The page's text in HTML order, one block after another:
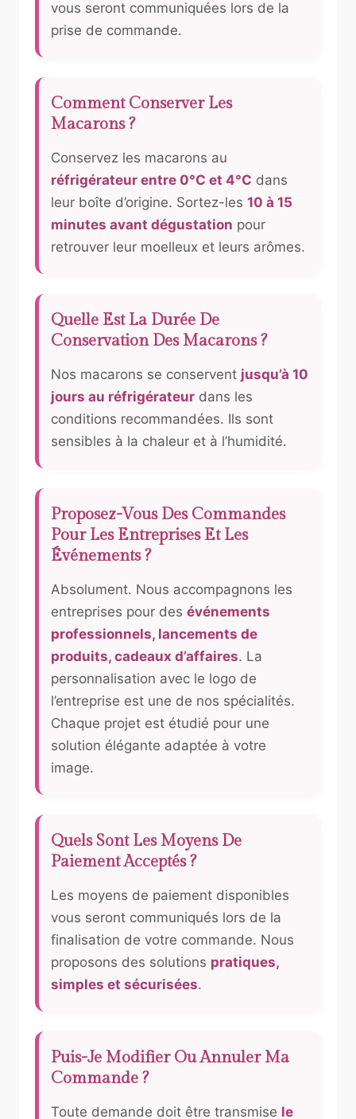
vous seront communiquées lors de la
prise de commande.
Comment Conserver Les
Macarons ?
Conservez les macarons au
réfrigérateur entre 0°C et 4°C dans
leur boîte d’origine. Sortez-les 10 à 15
minutes avant dégustation pour
retrouver leur moelleux et leurs arômes.
Quelle Est La Durée De
Conservation Des Macarons ?
Nos macarons se conservent jusqu’à 10
jours au réfrigérateur dans les
conditions recommandées. Ils sont
sensibles à la chaleur et à l’humidité.
Proposez-Vous Des Commandes
Pour Les Entreprises Et Les
Événements ?
Absolument. Nous accompagnons les
entreprises pour des événements
professionnels, lancements de
produits, cadeaux d’affaires. La
personnalisation avec le logo de
l’entreprise est une de nos spécialités.
Chaque projet est étudié pour une
solution élégante adaptée à votre
image.
Quels Sont Les Moyens De
Paiement Acceptés ?
Les moyens de paiement disponibles
vous seront communiqués lors de la
finalisation de votre commande. Nous
proposons des solutions pratiques,
simples et sécurisées.
Puis-Je Modifier Ou Annuler Ma
Commande ?
Toute demande doit être transmise le